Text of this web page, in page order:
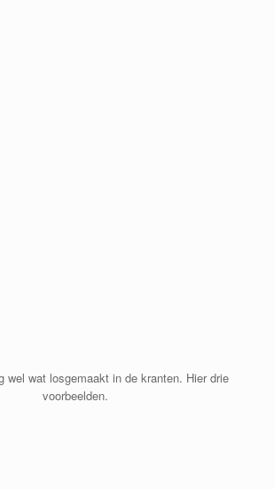
wel wat losgemaakt in de kranten. Hier drie
voorbeelden.